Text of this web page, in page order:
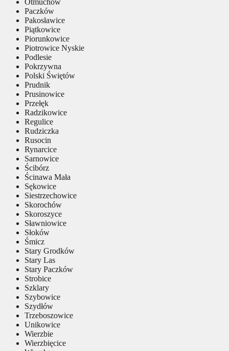
Paczków
Pakosławice
Piątkowice
Piorunkowice
Piotrowice Nyskie
Podlesie
Pokrzywna
Polski Świętów
Prudnik
Prusinowice
Przełęk
Radzikowice
Regulice
Rudziczka
Rusocin
Rynarcice
Sarnowice
Ścibórz
Ścinawa Mała
Sękowice
Siestrzechowice
Skorochów
Skoroszyce
Sławniowice
Słoków
Śmicz
Stary Grodków
Stary Las
Stary Paczków
Strobice
Szklary
Szybowice
Szydłów
Trzeboszowice
Unikowice
Wierzbie
Wierzbięcice